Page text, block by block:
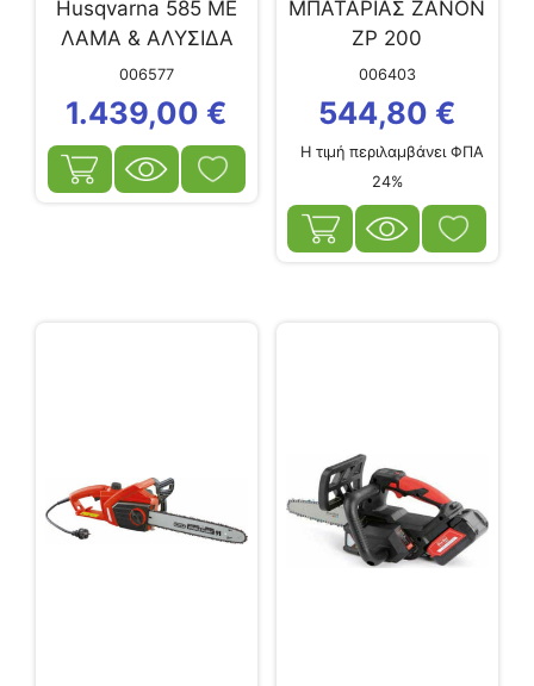
Husqvarna 585 ΜΕ
ΛΑΜΑ & ΑΛΥΣΙΔΑ
24”
006577
1.439,00 €
ΜΠΑΤΑΡΙΑΣ ΖΑΝΟΝ
ZP 200
006403
544,80 €
Η τιμή περιλαμβάνει ΦΠΑ
24%